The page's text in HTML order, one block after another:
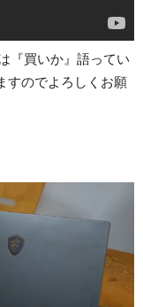
『買いか』語ってい
すのでよろしくお願